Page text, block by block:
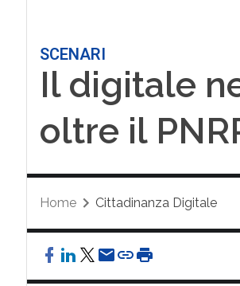
SCENARI
Il digitale
oltre il
Home Cittadinanza Digitale